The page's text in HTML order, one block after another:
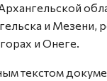
и Мезени,
и Онеге.
текстом